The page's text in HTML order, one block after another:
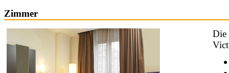
Zimmer
Die